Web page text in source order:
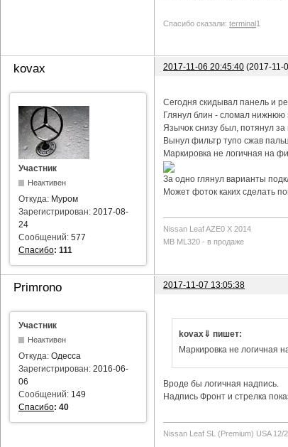
Спасибо сказали: terminal 1
kovax 2017-11-06 20:45:40 (2017-11-
Участник
Неактивен
Откуда: Муром
Зарегистрирован: 2017-08-
24
Сообщений: 577
Спасибо: 111
Сегодня скидывал панель и
Глянул блин - сломал нижнюю
Язычок снизу был, потянул за
Вынул фильтр тупо сжав
Маркировка не логичная на
За одно глянул варианты
Может фоток каких сделать
Nissan Leaf AZE0 X 2014
MB ML320 - в продаже
Primrono 2017-11-07 13:05:38
Участник
Неактивен
Откуда: Одесса
Зарегистрирован: 2016-06-
06
Сообщений: 149
Спасибо: 40
kovax⇓ пишет:
Маркировка не логичная
Вроде бы логичная надпись.
Надпись Фронт и стрелка
Nissan Leaf SL (Premium) USA 12/